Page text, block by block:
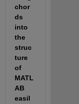
chor
ds
into
the
struc
ture
of
MATL
AB
easil